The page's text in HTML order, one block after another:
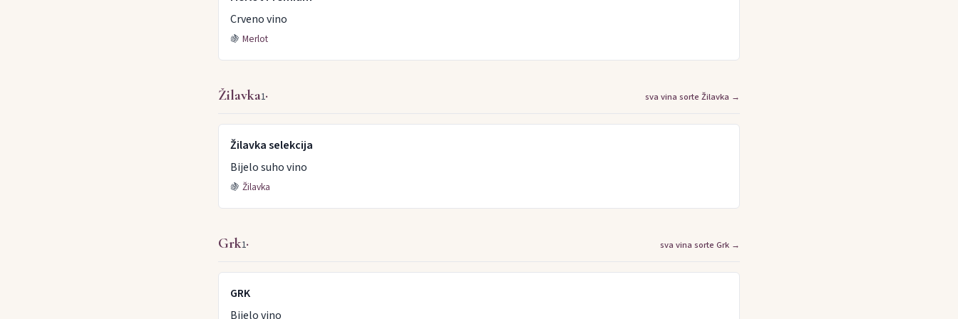
Crveno vino
🍇 Merlot
Žilavka1· sva vina sorte Žilavka →
Žilavka selekcija
Bijelo suho vino
🍇 Žilavka
Grk1· sva vina sorte Grk →
GRK
Bijelo vino